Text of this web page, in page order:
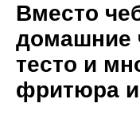
Вместо
домашние
тесто и
фритюра